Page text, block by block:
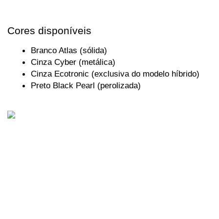
Cores disponíveis
Branco Atlas (sólida)
Cinza Cyber (metálica)
Cinza Ecotronic (exclusiva do modelo híbrido)
Preto Black Pearl (perolizada)